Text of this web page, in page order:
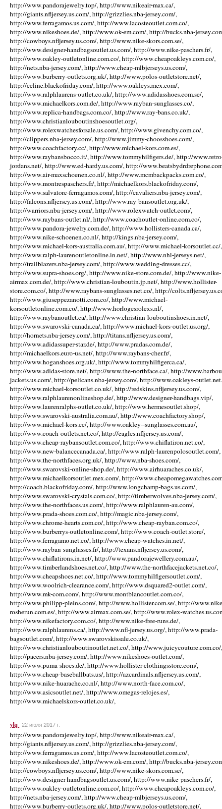
http://www.pandorajewelry.top/, http://www.nikeair-max.ca/,
http://giants.nfljersey.us.com/, http://grizzlies.nba-jersey.com/,
http://www.ferragamos.us.com/, http://www.lacosteoutlet.com.co/,
http://www.nikeshoes.de/, http://www.ok-em.com/, http://bucks.nba-
http://cowboys.nfljersey.us.com/, http://www.nike-skors.com.se/,
http://www.designer-handbagsoutlet.us.com/, http://www.nike-paschers.fr/,
http://www.oakley-outletonline.com.co/, http://www.cheapoakleys.com.co/,
http://nets.nba-jersey.com/, http://www.cheap-mlbjerseys.us.com/,
http://www.burberry-outlets.org.uk/, http://www.polos-outletstore.net/,
http://celine.blackofriday.com/, http://www.oakleys.mex.com/,
http://www.ralphlaurens-outlet.co.uk/, http://www.adidasshoes.com.se/,
http://www.michaelkors.com.de/, http://www.rayban-sunglasses.co/,
http://www.replica-handbags.com.co/, http://www.ray-bans.co.uk/,
http://www.christianlouboutinshoesoutlet.org/,
http://www.rolexwatchesforsale.us.com/, http://www.givenchy.com.co/,
http://clippers.nba-jersey.com/, http://www.jimmy-choosshoes.com/,
http://www.coachfactory.cc/, http://www.michael-kors.com.es/,
http://www.raybansbocco.it/, http://www.tommyhilfigers.de/, http://
jordans.net/, http://www.ed-hardy.us.com/, http://
http://www.air-maxschoenen.co.nl/, http://www.mcmbackpacks.com.co/,
http://www.montrespaschers.fr/, http://michaelkors.blackofriday.com/,
http://www.salvatore-ferragamos.com/, http://cavaliers.nba-jersey.com/,
http://falcons.nfljersey.us.com/, http://www.ray-bansoutlet.org.uk/,
http://warriors.nba-jersey.com/, http://www.rolexwatch-outlet.com/,
http://www.raybans-outlet.nl/, http://www.coachoutlet-online.com.co/,
http://www.pandora-jewelry.com.de/, http://www.hollisters-canada.ca/,
http://www.nike-schoenen.co.nl/, http://kings.nba-jersey.com/,
http://www.michael-kors-australia.com.au/, http://www.michael-korsoutlet.cc/,
http://www.ralph-laurenoutletonline.in.net/, http://www.nhl-jerseys.net/,
http://trailblazers.nba-jersey.com/, http://www.wedding-dresses.cc/,
http://www.supra-shoes.org/, http://www.nike-store.com.de/, http://www.nike-
airmax.com.de/, http://www.christian-louboutin.jp.net/, http://www.hollister-
store.com.co/, http://www.raybans-sunglasses.net.co/, http://
http://www.giuseppezanotti.com.co/, http://www.michael-
korsoutletonline.com.co/, http://www.horlogesrolexs.nl/,
http://www.raybanoutlet.ca/, http://www.christian-louboutinshoes.in.net/,
http://www.swarovski-canada.ca/, http://www.michael-kors-outlet.us.org/,
http://hornets.nba-jersey.com/, http://titans.nfljersey.us.com/,
http://www.adidassuper-star.de/, http://www.pradas.com.de/,
http://michaelkors.euro-us.net/, http://www.raybans-cher.fr/,
http://www.hoganshoes.org.uk/, http://www.tommyhilfigerca.ca/,
http://www.adidas-store.net/, http://www.the-northface.ca/, http://
jackets.us.com/, http://pelicans.nba-jersey.com/, http://www.oakleys-
http://www.michael-korsoutlet.co.uk/, http://redskins.nfljersey.us.com/,
http://www.ralphlaurenonlineshop.de/, http://www.designer-handbags.vip/,
http://www.laurenralphs-outlet.co.uk/, http://www.hermesoutlet.shop/,
http://www.swarovski-australia.com.au/, http://www.coachfactory.shop/,
http://www.michael-kors.cc/, http://www.oakley--sunglasses.com.au/,
http://www.coach-outlets.net.co/, http://eagles.nfljersey.us.com/,
http://www.cheap-raybansoutlet.com.co/, http://www.chiflatiron.net.co/,
http://www.new-balancecanada.ca/, http://www.ralph-laurenpolosoutlet.com/,
http://www.the-northfaces.org.uk/, http://www.nba-shoes.com/,
http://www.swarovski-online-shop.de/, http://www.airhuaraches.co.uk/,
http://www.michaelkorsoutlet.mex.com/, http://
http://coach.blackofriday.com/, http://www.longchamp-bags.us.com/,
http://www.swarovski-crystals.com.co/, http://timberwolves.nba-jersey.com/,
http://www.the-northfaces.us.com/, http://www.ralphlauren-au.com/,
http://www.prada-shoes.com.co/, http://magic.nba-jersey.com/,
http://www.chrome-hearts.com.co/, http://www.cheap-rayban.com.co/,
http://www.burberrys-outletonline.com/, http://www.coach-outlet.store/,
http://www.ferragamo.net.co/, http://www.cheap-watches.in.net/,
http://www.rayban-sunglasses.fr/, http://texans.nfljersey.us.com/,
http://www.chiflatirons.in.net/, http://www.pandorajewellery.com.au/,
http://www.timberlandshoes.net.co/, http://www.the-northfacejackets.net.co/,
http://www.cheapshoes.net.co/, http://www.tommyhilfigersoutlet.com/,
http://www.woolrich-clearance.com/, http://www.dsquared2-outlet.com/,
http://www.mk-com.com/, http://www.montblancoutlet.com.co/,
http://www.philipp-pleins.com/, http://www.hollister.com.se/, http://
rosherun.com.es/, http://www.airmax.com.se/, http://www.rolex-
http://www.nikefactory.com.co/, http://www.nike-free-runs.de/,
http://www.ralphlaurens.ca/, http://www.nfl-jersey.us.org/, http://www.prada-
bagsoutlet.com/, http://www.swarovskissale.co.uk/,
http://www.christianlouboutinoutlet.net.co/, http://www.juicycouture.com.co/,
http://pacers.nba-jersey.com/, http://www.nikeshoes-outlet.com/,
http://www.puma-shoes.de/, http://www.hollister-clothingsstore.com/,
http://www.cheap-baseballbats.us/, http://azcardinals.nfljersey.us.com/,
http://www.nike-huarache.co.nl/, http://www.north-face.com.co/,
http://www.asicsoutlet.net/, http://www.omegas-relojes.es/,
http://www.michaelskors-outlet.co.uk/,
ylq 22 июля 2017 г.
http://www.pandorajewelry.top/, http://www.nikeair-max.ca/,
http://giants.nfljersey.us.com/, http://grizzlies.nba-jersey.com/,
http://www.ferragamos.us.com/, http://www.lacosteoutlet.com.co/,
http://www.nikeshoes.de/, http://www.ok-em.com/, http://bucks.nba-
http://cowboys.nfljersey.us.com/, http://www.nike-skors.com.se/,
http://www.designer-handbagsoutlet.us.com/, http://www.nike-paschers.fr/,
http://www.oakley-outletonline.com.co/, http://www.cheapoakleys.com.co/,
http://nets.nba-jersey.com/, http://www.cheap-mlbjerseys.us.com/,
http://www.burberry-outlets.org.uk/, http://www.polos-outletstore.net/,